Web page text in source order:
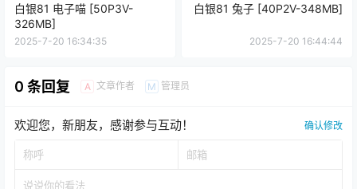
白银81 电子喵 [50P3V-
326MB]
2025-7-20 16:34:35
白银81 兔子 [40P2V-348MB]
2025-7-20 16:44:44
0 条回复 A 文章作者 M 管理员
欢迎您，新朋友，感谢参与互动！ 确认修改